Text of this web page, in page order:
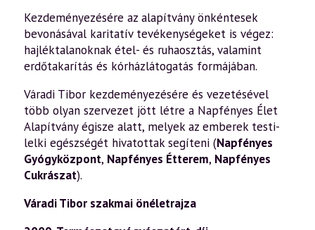
Kezdeményezésére az alapítvány önkéntesek
bevonásával karitatív tevékenységeket is végez:
hajléktalanoknak étel- és ruhaosztás, valamint
erdőtakarítás és kórházlátogatás formájában.
Váradi Tibor kezdeményezésére és vezetésével
több olyan szervezet jött létre a Napfényes Élet
Alapítvány égisze alatt, melyek az emberek testi-
lelki egészségét hivatottak segíteni (Napfényes
Gyógyközpont, Napfényes Étterem, Napfényes
Cukrászat).
Váradi Tibor szakmai önéletrajza